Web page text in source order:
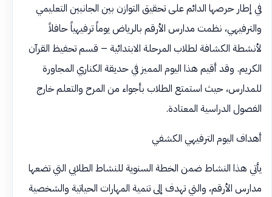
في إطار حرصها الدائم على تحقيق التوازن بين الجانبين التعليمي
والترفيهي، نظمت مدارس الأرقم بالرياض يوماً ترفيهياً حافلاً
لأنشطة الكشافة لطلاب المرحلة الابتدائية – قسم تحفيظ القرآن
الكريم. وقد أقيم هذا اليوم المميز في حديقة الكناري المجاورة
للمدارس، حيث استمتع الطلاب بأجواء من المرح والتعلم خارج
الفصول الدراسية المعتادة.
أهداف اليوم الترفيهي الكشفي
يأتي هذا النشاط ضمن الخطة السنوية للنشاط الطلابي التي تضعها
مدارس الأرقم، والتي تهدف إلى تنمية المهارات الحياتية والشخصية